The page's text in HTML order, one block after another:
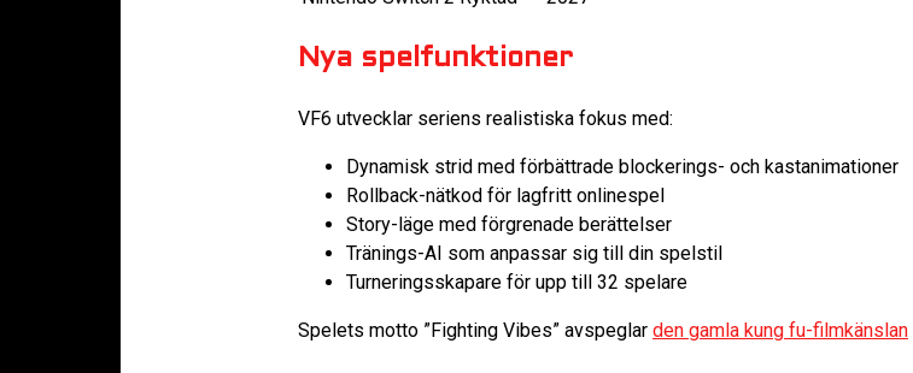
Nya spelfunktioner
VF6 utvecklar seriens realistiska fokus med:
Dynamisk strid med förbättrade blockerings- och kastanimationer
Rollback-nätkod för lagfritt onlinespel
Story-läge med förgrenade berättelser
Tränings-AI som anpassar sig till din spelstil
Turneringsskapare för upp till 32 spelare
Spelets motto ”Fighting Vibes” avspeglar den gamla kung fu-filmkänslan